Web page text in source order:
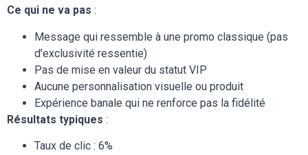
Ce qui ne va pas :
Message qui ressemble à une promo classique (pas
d’exclusivité ressentie)
Pas de mise en valeur du statut VIP
Aucune personnalisation visuelle ou produit
Expérience banale qui ne renforce pas la fidélité
Résultats typiques :
Taux de clic : 6%